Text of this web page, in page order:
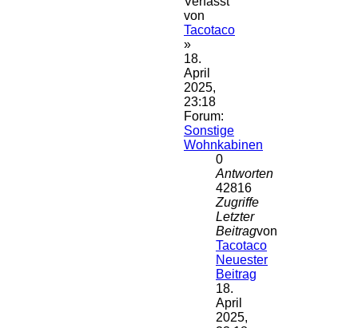
von
Tacotaco
»
18.
April
2025,
23:18
Forum:
Sonstige
Wohnkabinen
0
Antworten
42816
Zugriffe
Letzter
Beitragvon
Tacotaco
Neuester
Beitrag
18.
April
2025,